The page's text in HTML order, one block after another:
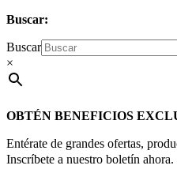
Buscar:
Buscar
×
OBTÉN BENEFICIOS
Entérate de grandes ofertas,
Inscríbete a nuestro boletín ahora.